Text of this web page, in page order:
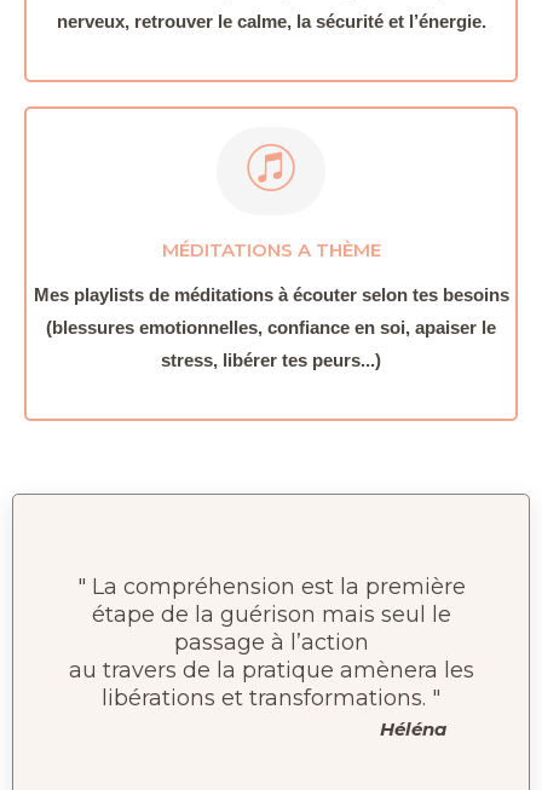
nerveux, retrouver le calme, la sécurité et l’énergie.
MÉDITATIONS A THÈME
Mes playlists de méditations à écouter selon tes besoins
(blessures emotionnelles, confiance en soi, apaiser le
stress, libérer tes peurs...)
" La compréhension est la première
étape de la guérison mais seul le
passage à l’action
au travers de la pratique amènera les
libérations et transformations. "
Héléna